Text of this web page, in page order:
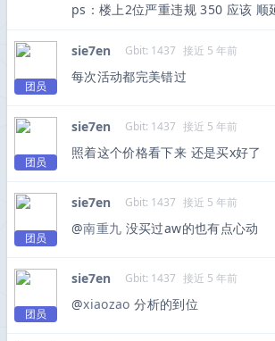
ps：楼上2位严重违规 350 应该 顺
团员
sie7en Gbit: 1437 接近 5 年前
每次活动都完美错过
团员
sie7en Gbit: 1437 接近 5 年前
照着这个价格看下来 还是买x好了
团员
sie7en Gbit: 1437 接近 5 年前
@南重九 没买过aw的也有点心动
团员
sie7en Gbit: 1437 接近 5 年前
@xiaozao 分析的到位